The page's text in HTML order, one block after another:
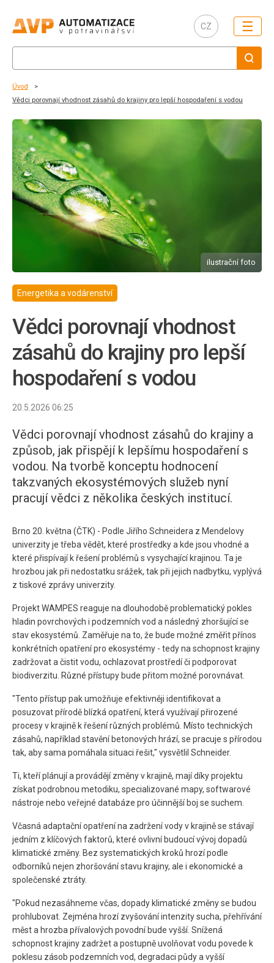
CZ ☰
Úvod
Vědci porovnají vhodnost zásahů do krajiny pro lepší hospodaření s vodou
ilustrační foto
Energetika a vodárenství
Vědci porovnají vhodnost
zásahů do krajiny pro lepší
hospodaření s vodou
20.5.2026 06:25
Vědci porovnají vhodnost zásahů do krajiny a
způsob, jak přispějí k lepšímu hospodaření s
vodou. Na tvorbě konceptu hodnocení
takzvaných ekosystémových služeb nyní
pracují vědci z několika českých institucí.
Brno 20. května (ČTK) - Podle Jiřího Schneidera z Mendelovy
univerzity je třeba vědět, které prostředky a kde jsou vhodné a
které přispívají k řešení problémů s vysychající krajinou. Ta je
hrozbou jak při nedostatku srážek, tak při jejich nadbytku, vyplývá
z tiskové zprávy univerzity.
Projekt WAMPES reaguje na dlouhodobě problematický pokles
hladin povrchových i podzemních vod a následný zhoršující se
stav ekosystémů. Zaměřuje na to, že bude možné změřit přínos
konkrétních opatření pro ekosystémy - tedy na schopnost krajiny
zadržovat a čistit vodu, ochlazovat prostředí či podporovat
biodiverzitu. Různé přístupy bude přitom možné porovnávat.
"Tento přístup pak umožňuje efektivněji identifikovat a
posuzovat přírodě blízká opatření, která využívají přirozené
procesy v krajině k řešení různých problémů. Místo technických
zásahů, například stavění betonových hrází, se pracuje s přírodou
tak, aby sama pomáhala situaci řešit," vysvětlil Schneider.
Ti, kteří plánují a provádějí změny v krajině, mají díky projektu
získat podrobnou metodiku, specializované mapy, softwarové
nástroje nebo veřejné databáze pro účinnější boj se suchem.
Včasná adaptační opatření na zadržení vody v krajině se stávají
jedním z klíčových faktorů, které ovlivní budoucí vývoj dopadů
klimatické změny. Bez systematických kroků hrozí podle
odborníků nejen zhoršování stavu krajiny, ale i ekonomické a
společenské ztráty.
"Pokud nezasáhneme včas, dopady klimatické změny se budou
prohlubovat. Zejména hrozí zvyšování intenzity sucha, přehřívání
měst a hrozba přívalových povodní bude vyšší. Snížená
schopnost krajiny zadržet a postupně uvolňovat vodu povede k
poklesu zásob podzemních vod, degradaci půdy a vyšší